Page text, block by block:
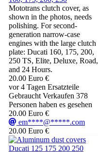
Mototrans clutch cover, as
shown in the photos, needs
polishing. For second-
generation narrow-case
engines with the large clutch
plate: Ducati 160, 175, 200,
250 TS, Elite, Deluxe, Road,
and 24 Hours.
20.00 Euro €
vor 4 Tagen Ersatzteile
Gebraucht Verkaufen 378
Personen haben es gesehen
20.00 Euro €
em****@*****.com
20.00 Euro €